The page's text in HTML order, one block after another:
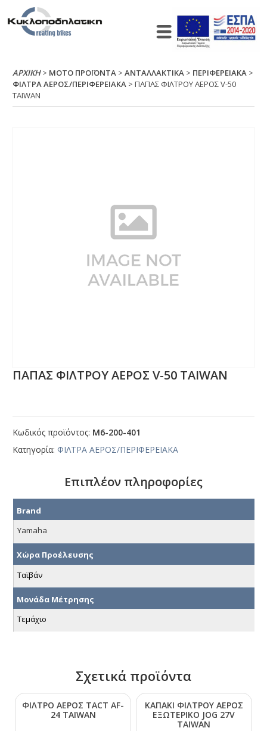
ΑΡΧΙΚΉ> ΜΟΤΟ ΠΡΟΪΟΝΤΑ >ΑΝΤΑΛΛΑΚΤΙΚΑ > ΠΕΡΙΦΕΡΕΙΑΚΑ >
ΦΙΛΤΡΑ ΑΕΡΟΣ/ΠΕΡΙΦΕΡΕΙΑΚΑ > ΠΑΠΑΣ ΦΙΛΤΡΟΥ ΑΕΡΟΣ V-50
ΤΑΙWΑΝ
ΠΑΠΑΣ ΦΙΛΤΡΟΥ ΑΕΡΟΣ V-50 ΤΑΙWΑΝ
Κωδικός προϊόντος: Μ6-200-401
Κατηγορία: ΦΙΛΤΡΑ ΑΕΡΟΣ/ΠΕΡΙΦΕΡΕΙΑΚΑ
Επιπλέον πληροφορίες
Brand
Yamaha
Χώρα Προέλευσης
Ταϊβάν
Μονάδα Μέτρησης
Τεμάχιο
Σχετικά προϊόντα
ΦΙΛΤΡΟ ΑΕΡΟΣ ΤΑCΤ ΑF-
24 ΤΑΙWΑΝ
ΚΑΠΑΚΙ ΦΙΛΤΡΟΥ ΑΕΡΟΣ
ΕΞΩΤΕΡΙΚΟ JΟG 27V
ΤΑΙWΑΝ